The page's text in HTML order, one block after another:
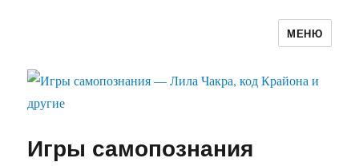
Игры самопознания — Лила Чакра,
код Крайона и другие
МЕНЮ
Игры самопознания